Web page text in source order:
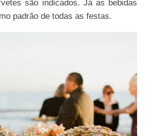
são indicados. Já as bebidas
padrão de todas as festas.